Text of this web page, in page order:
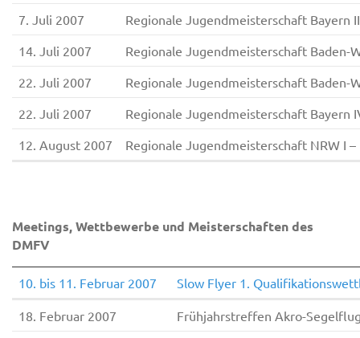
7. Juli 2007
Regionale Jugendmeisterschaft Bayern
14. Juli 2007
Regionale Jugendmeisterschaft
22. Juli 2007
Regionale Jugendmeisterschaft
22. Juli 2007
Regionale Jugendmeisterschaft Bayern
12. August 2007
Regionale Jugendmeisterschaft NRW I
Meetings, Wettbewerbe und Meisterschaften des
DMFV
10. bis 11. Februar 2007 Slow Flyer 1.
18. Februar 2007
Frühjahrstreffen Akro-